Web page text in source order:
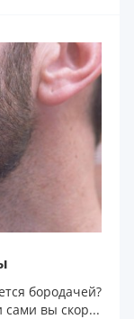
бородачей?
сами вы скор...